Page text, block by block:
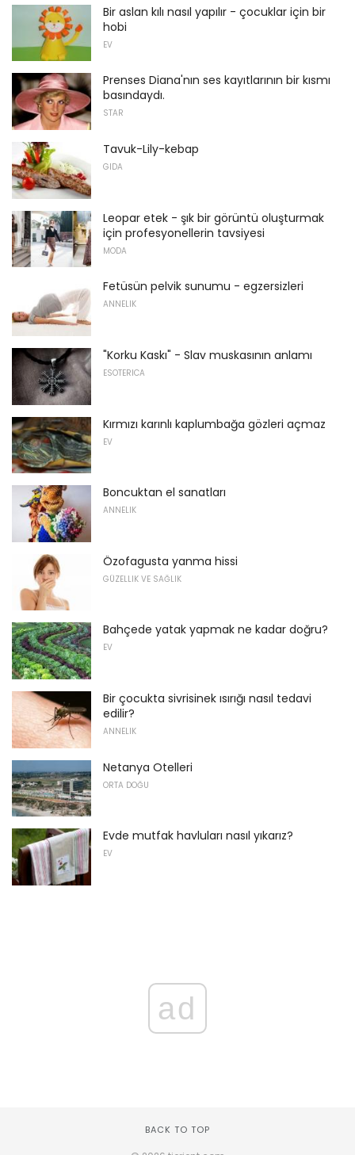
Bir aslan kılı nasıl yapılır - çocuklar için bir
hobi
EV
Prenses Diana'nın ses kayıtlarının bir kısmı
basındaydı.
STAR
Tavuk-Lily-kebap
GIDA
Leopar etek - şık bir görüntü oluşturmak
için profesyonellerin tavsiyesi
MODA
Fetüsün pelvik sunumu - egzersizleri
ANNELIK
"Korku Kaskı" - Slav muskasının anlamı
ESOTERICA
Kırmızı karınlı kaplumbağa gözleri açmaz
EV
Boncuktan el sanatları
ANNELIK
Özofagusta yanma hissi
GÜZELLIK VE SAĞLIK
Bahçede yatak yapmak ne kadar doğru?
EV
Bir çocukta sivrisinek ısırığı nasıl tedavi
edilir?
ANNELIK
Netanya Otelleri
ORTA DOĞU
Evde mutfak havluları nasıl yıkarız?
EV
ad
BACK TO TOP